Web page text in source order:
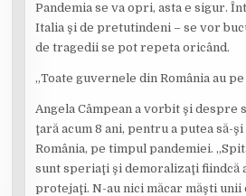
Pandemia se va opri, asta e sigur.
Italia şi de pretutindeni – se vor
de tragedii se pot repeta oricând.
„Toate guvernele din România au
Angela Câmpean a vorbit şi despre
ţară acum 8 ani, pentru a putea să-
România, pe timpul pandemiei.
sunt speriaţi şi demoralizaţi fiindcă
protejaţi. N-au nici măcar măşti